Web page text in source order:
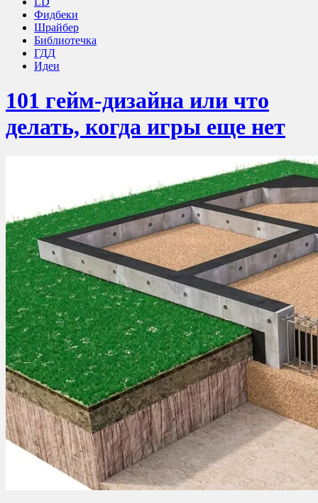
Фидбеки
Шрайбер
Библиотечка
ГДД
Идеи
101 гейм-дизайна или что
делать, когда игры еще нет